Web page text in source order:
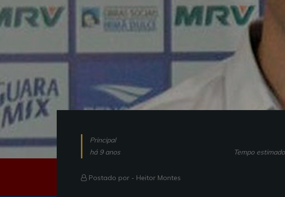
Principal
há 9 anos
Tempo
Postado por - Heitor Montes